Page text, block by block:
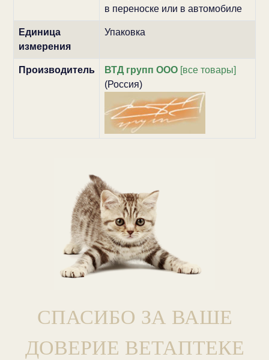
в переноске или в автомобиле
Единица
измерения
Упаковка
Производитель ВТД групп ООО[все товары]
(Россия)
СПАСИБО ЗА ВАШЕ
ДОВЕРИЕ ВЕТАПТЕКЕ